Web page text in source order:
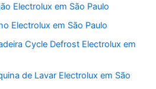
Electrolux em São Paulo
Electrolux em São Paulo
Cycle Defrost Electrolux em
de Lavar Electrolux em São